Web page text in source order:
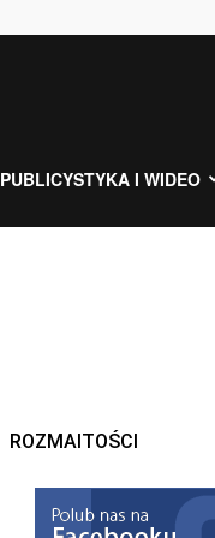
PUBLICYSTYKA I WIDEO
ROZMAITOŚCI